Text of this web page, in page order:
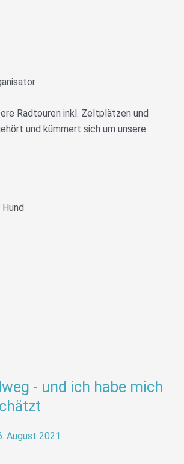
Radtouren inkl. Zeltplätzen und
und kümmert sich um unsere
- und ich habe mich
August 2021